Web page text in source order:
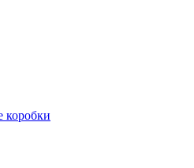
коробки